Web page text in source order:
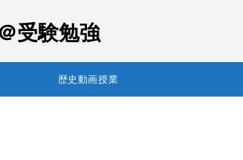
受験勉強
歴史動画授業